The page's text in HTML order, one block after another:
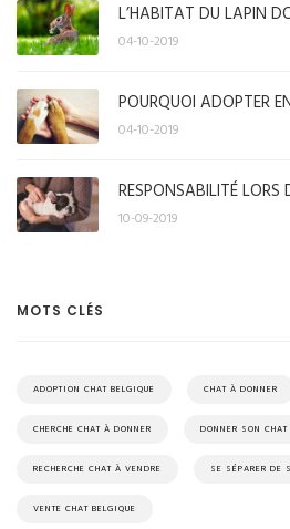
L’HABITAT DU LAPIN
04-10-2019
POURQUOI ADOPTER
04-10-2019
RESPONSABILITÉ
10-09-2019
MOTS CLÉS
ADOPTION CHAT BELGIQUE CHAT À DONNER
CHERCHE CHAT À DONNER DONNER SON CHAT
RECHERCHE CHAT À VENDRE SE SÉPARER DE
VENTE CHAT BELGIQUE